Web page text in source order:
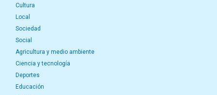
Cultura
Local
Sociedad
Social
Agricultura y medio ambiente
Ciencia y tecnología
Deportes
Educación